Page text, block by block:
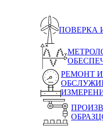
ПОВЕРКА
РЕМОНТ